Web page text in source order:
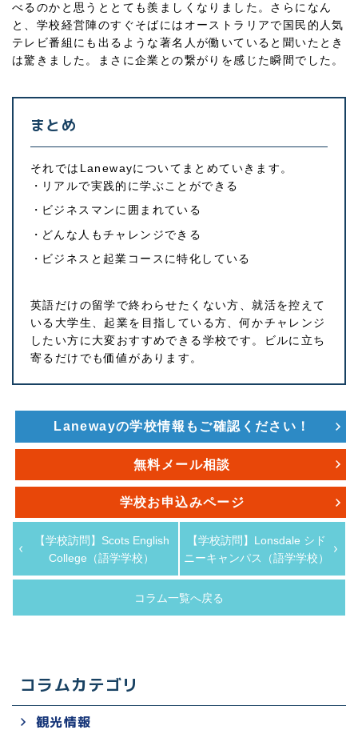
べるのかと思うととても羨ましくなりました。さらになん
と、学校経営陣のすぐそばにはオーストラリアで国民的人気
テレビ番組にも出るような著名人が働いていると聞いたとき
は驚きました。まさに企業との繋がりを感じた瞬間でした。
まとめ
それではLanewayについてまとめていきます。
リアルで実践的に学ぶことができる
ビジネスマンに囲まれている
どんな人もチャレンジできる
ビジネスと起業コースに特化している
英語だけの留学で終わらせたくない方、就活を控えて
いる大学生、起業を目指している方、何かチャレンジ
したい方に大変おすすめできる学校です。ビルに立ち
寄るだけでも価値があります。
Lanewayの学校情報もご確認ください！
無料メール相談
学校お申込みページ
【学校訪問】Scots English
College（語学学校）
コラム一覧へ戻る
【学校訪問】Lonsdale シド
ニーキャンパス（語学学校）
コラムカテゴリ
観光情報